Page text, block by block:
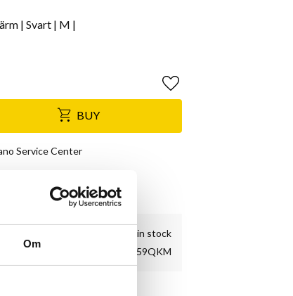
Om
| Svart | M |
BUY
Add to favorites
Service Center
2 pc. in stock
11221659QKM